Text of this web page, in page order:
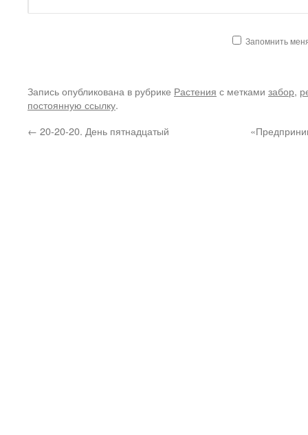
Запомнить
Запись опубликована в рубрике Растения с метками забор,
постоянную ссылку.
← 20-20-20. День пятнадцатый